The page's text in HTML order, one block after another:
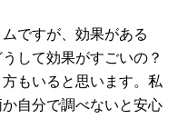
ですが、効果がある
して効果がすごいの？
もいると思います。私
自分で調べないと安心